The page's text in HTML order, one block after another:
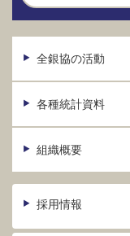
全銀協の活動
各種統計資料
組織概要
採用情報